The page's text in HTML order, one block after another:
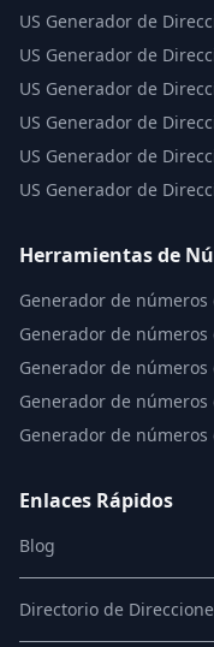
US Generador de
US Generador de
US Generador de
US Generador de
US Generador de
US Generador de
Herramientas de
Generador de números
Generador de
Generador de
Generador de números
Generador de
Enlaces Rápidos
Blog
Directorio de